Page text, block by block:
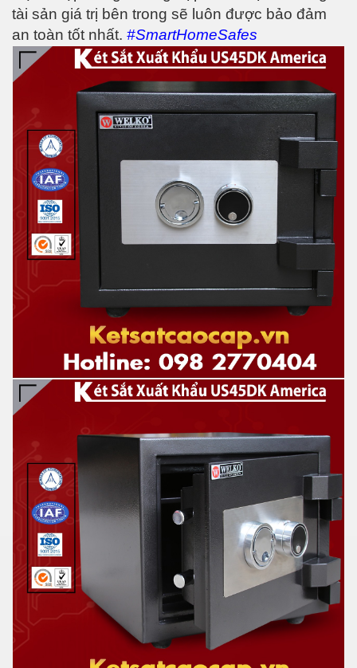
tài sản giá trị bên trong sẽ luôn được bảo đảm
an toàn tốt nhất. #SmartHomeSafes